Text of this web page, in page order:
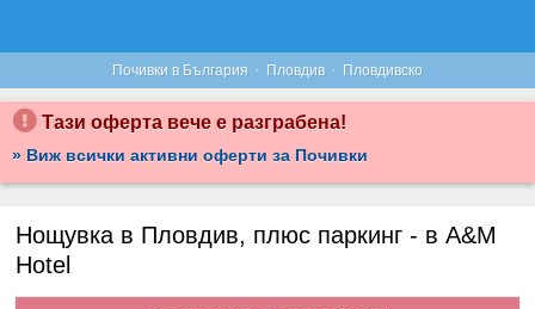
Почивки в България · Пловдив · Пловдивско
Тази оферта вече е разграбена!
» Виж всички активни оферти за Почивки
Нощувка в Пловдив, плюс паркинг - в A&M
Hotel